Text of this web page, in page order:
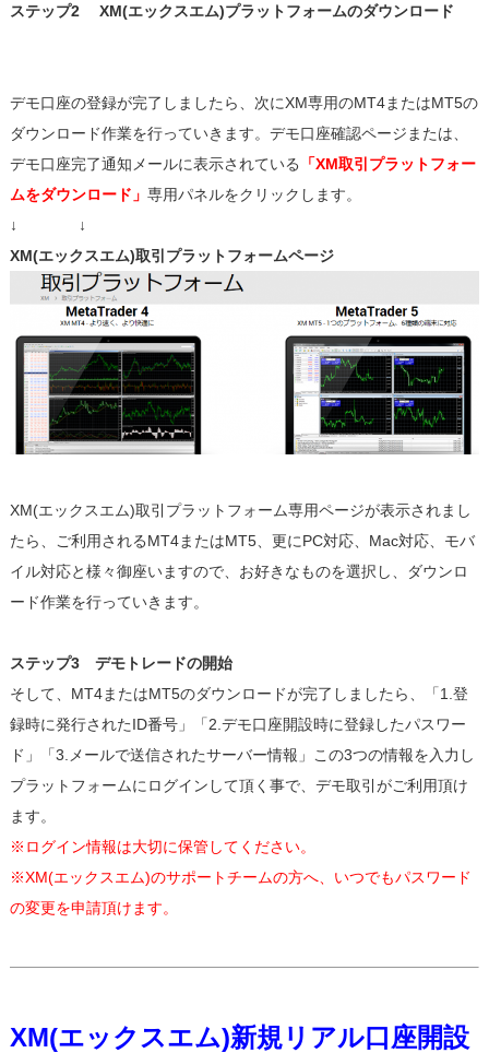
ステップ2 XM(エックスエム)プラットフォームのダウンロード
デモ口座の登録が完了しましたら、次にXM専用のMT4またはMT5の
ダウンロード作業を行っていきます。デモ口座確認ページまたは、
デモ口座完了通知メールに表示されている
「XM取引プラットフォー
ムをダウンロード」 専用パネルをクリックします。
↓ ↓
XM(エックスエム)取引プラットフォームページ
XM(エックスエム)取引プラットフォーム専用ページが表示されまし
たら、ご利用されるMT4またはMT5、更にPC対応、Mac対応、モバ
イル対応と様々御座いますので、お好きなものを選択し、ダウンロ
ード作業を行っていきます。
ステップ3 デモトレードの開始
そして、MT4またはMT5のダウンロードが完了しましたら、「1.登
録時に発行されたID番号」「2.デモ口座開設時に登録したパスワー
ド」「3.メールで送信されたサーバー情報」この3つの情報を入力し
プラットフォームにログインして頂く事で、デモ取引がご利用頂け
ます。
※ログイン情報は大切に保管してください。
※XM(エックスエム)のサポートチームの方へ、いつでもパスワード
の変更を申請頂けます。
XM(エックスエム)新規リアル口座開設